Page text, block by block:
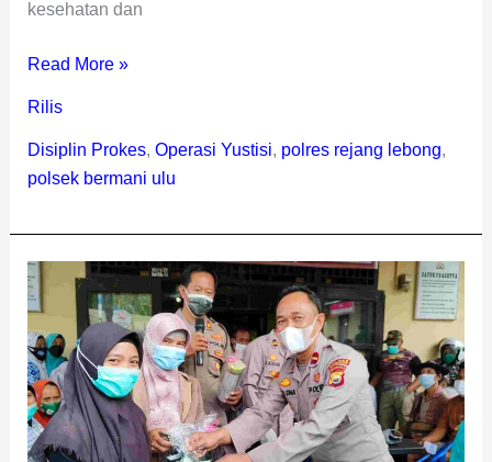
kesehatan dan
Read More »
Rilis
Disiplin Prokes, Operasi Yustisi, polres rejang lebong,
polsek bermani ulu
Polsek
Bermani
Ulu
Gelar
Vaksinasi
Massal
Pakai